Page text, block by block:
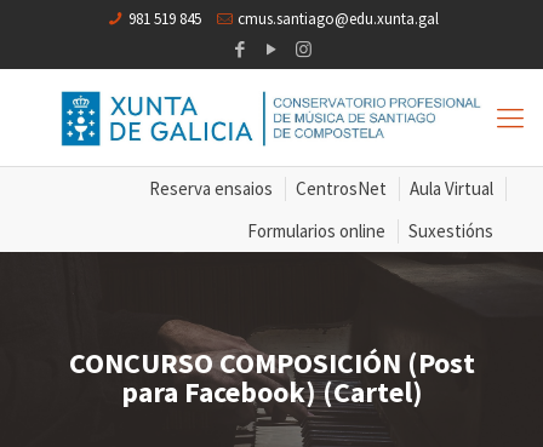
981 519 845 cmus.santiago@edu.xunta.gal
Reserva ensaios CentrosNet
Aula Virtual
Formularios online
Suxestións
CONCURSO COMPOSICIÓN (Post
para Facebook) (Cartel)